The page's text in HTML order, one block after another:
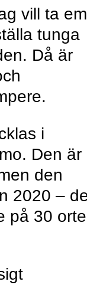
vill ta
tunga
Då är
i
Den är
den
2020 –
på 30